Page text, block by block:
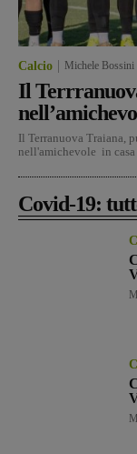
Calcio Michele Bossini
Il
Il Terranuova Traiana,
nell'amichevole in casa
Covid-19: